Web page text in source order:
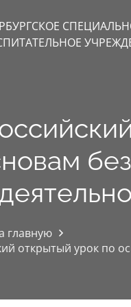
главную
открытый урок по